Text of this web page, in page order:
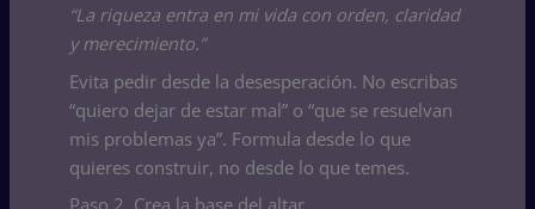
“La riqueza entra en mi vida con orden, claridad
y merecimiento.”
Evita pedir desde la desesperación. No escribas
“quiero dejar de estar mal” o “que se resuelvan
mis problemas ya”. Formula desde lo que
quieres construir, no desde lo que temes.